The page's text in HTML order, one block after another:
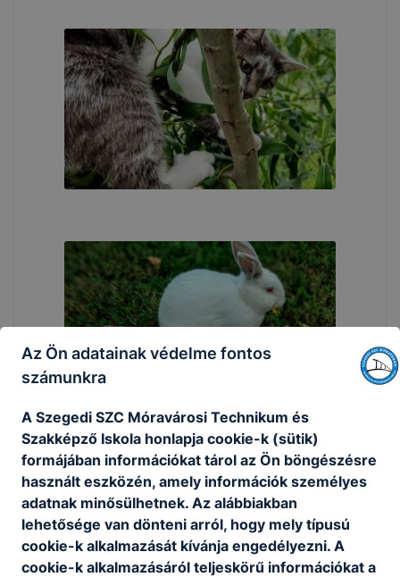
Az Ön adatainak védelme fontos
számunkra
A Szegedi SZC Móravárosi Technikum és
Szakképző Iskola honlapja cookie-k (sütik)
formájában információkat tárol az Ön böngészésre
használt eszközén, amely információk személyes
adatnak minősülhetnek. Az alábbiakban
lehetősége van dönteni arról, hogy mely típusú
cookie-k alkalmazását kívánja engedélyezni. A
cookie-k alkalmazásáról teljeskörű információkat a